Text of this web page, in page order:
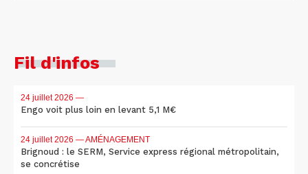
Fil d'infos
24 juillet 2026 —
Engo voit plus loin en levant 5,1 M€
24 juillet 2026 — AMÉNAGEMENT
Brignoud : le SERM, Service express régional métropolitain,
se concrétise